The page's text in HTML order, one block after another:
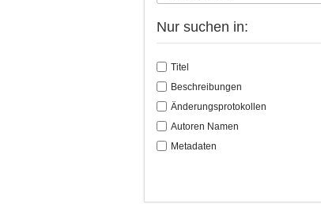
Nur suchen in:
Titel
Beschreibungen
Änderungsprotokollen
Autoren Namen
Metadaten